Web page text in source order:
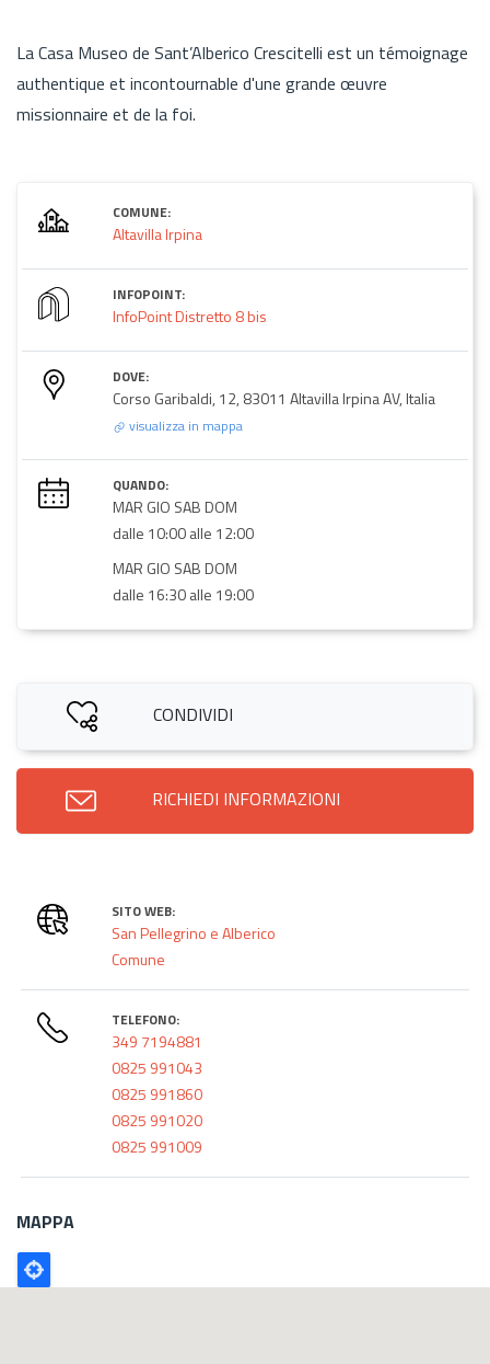
La Casa Museo de Sant’Alberico Crescitelli est un témoignage
authentique et incontournable d'une grande œuvre
missionnaire et de la foi.
COMUNE:
Altavilla Irpina
INFOPOINT:
InfoPoint Distretto 8 bis
DOVE:
Corso Garibaldi, 12, 83011 Altavilla Irpina AV, Italia
visualizza in mappa
QUANDO:
MAR GIO SAB DOM
dalle 10:00 alle 12:00
MAR GIO SAB DOM
dalle 16:30 alle 19:00
CONDIVIDI
RICHIEDI INFORMAZIONI
SITO WEB:
San Pellegrino e Alberico
Comune
TELEFONO:
349 7194881
0825 991043
0825 991860
0825 991020
0825 991009
MAPPA
Poligono
GEO